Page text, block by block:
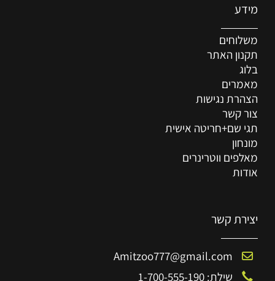
מידע
משלוחים
תקנון האתר
בלוג
מאמרים
הצהרת נגישות
צור קשר
תגי שם+חריטה אישית
מונחון
מאלפים ווטרינרים
אודות
יצירת קשר
Amitzoo777@gmail.com
שילת: 1-700-555-190